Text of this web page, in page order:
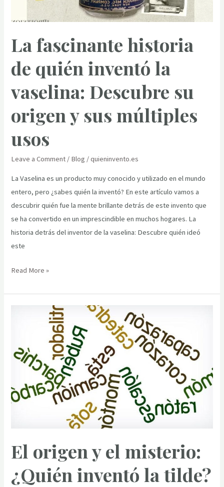
La fascinante historia
de quién inventó la
vaselina: Descubre su
origen y sus múltiples
usos
Leave a Comment / Blog /quieninvento.es
La Vaselina es un producto muy conocido y utilizado en el mundo
entero, pero ¿sabes quién la inventó? En este artículo vamos a
descubrir quién fue la mente brillante detrás de este invento que
se ha convertido en un imprescindible en muchos hogares. La
historia detrás del inventor de la vaselina: Descubre quién ideó
este
La
historia
la
vaselina:
su
origen
múltiples
usos
Read More »
El origen y el misterio:
¿Quién inventó la tilde?